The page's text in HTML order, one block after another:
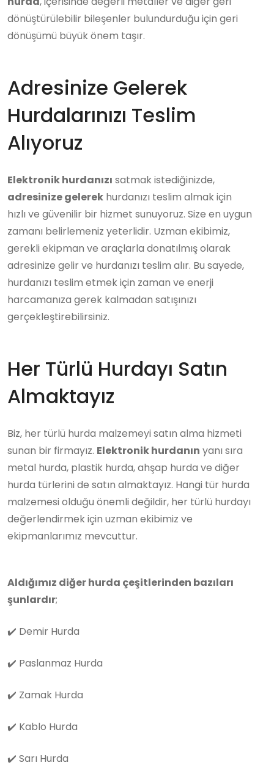
dönüştürülebilir bileşenler bulundurduğu için geri
dönüşümü büyük önem taşır.
Adresinize Gelerek
Hurdalarınızı Teslim
Alıyoruz
Elektronik hurdanızı satmak istediğinizde,
adresinize gelerek hurdanızı teslim almak için
hızlı ve güvenilir bir hizmet sunuyoruz. Size en uygun
zamanı belirlemeniz yeterlidir. Uzman ekibimiz,
gerekli ekipman ve araçlarla donatılmış olarak
adresinize gelir ve hurdanızı teslim alır. Bu sayede,
hurdanızı teslim etmek için zaman ve enerji
harcamanıza gerek kalmadan satışınızı
gerçekleştirebilirsiniz.
Her Türlü Hurdayı Satın
Almaktayız
Biz, her türlü hurda malzemeyi satın alma hizmeti
sunan bir firmayız. Elektronik hurdanın yanı sıra
metal hurda, plastik hurda, ahşap hurda ve diğer
hurda türlerini de satın almaktayız. Hangi tür hurda
malzemesi olduğu önemli değildir, her türlü hurdayı
değerlendirmek için uzman ekibimiz ve
ekipmanlarımız mevcuttur.
Aldığımız diğer hurda çeşitlerinden bazıları
şunlardır;
✔️ Demir Hurda
✔️ Paslanmaz Hurda
✔️ Zamak Hurda
✔️ Kablo Hurda
✔️ Sarı Hurda